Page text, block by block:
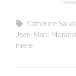
Catherine
Jean-Marc
mère